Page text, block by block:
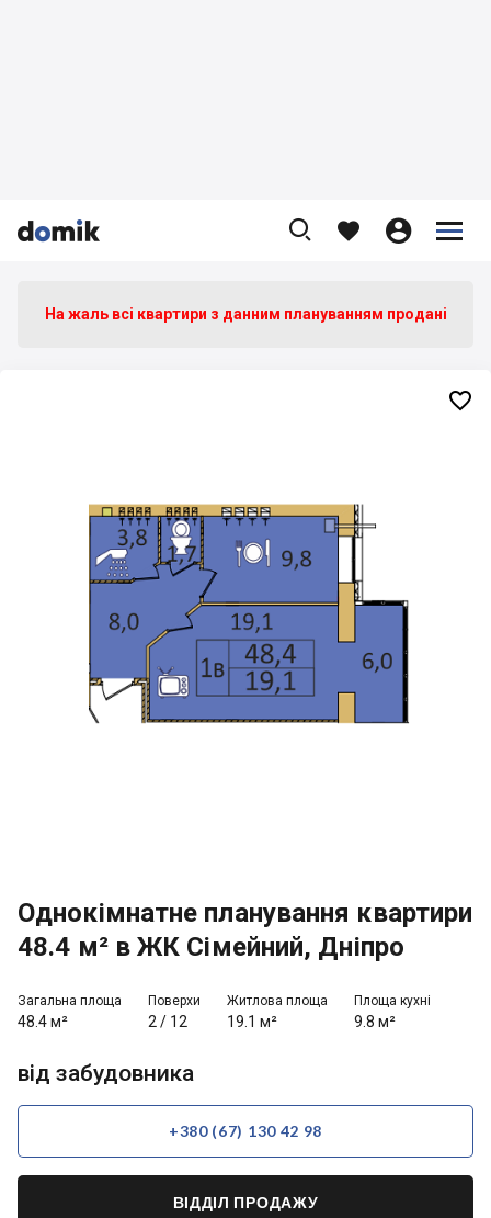


    


На жаль всі квартири з данним плануванням продані
Однокімнатне планування квартири
48.4 м² в ЖК Сімейний, Дніпро
Загальна площа
48.4 м²
Поверхи
2 / 12
Житлова площа
19.1 м²
Площа кухні
9.8 м²
від забудовника
+380 (67) 130 42 98
ВІДДІЛ ПРОДАЖУ
